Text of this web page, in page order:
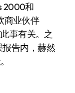
2000和
商业伙伴
事有关。之
告内，赫然